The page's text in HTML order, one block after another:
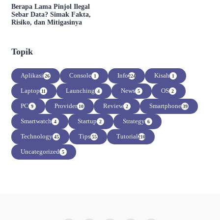
Berapa Lama Pinjol Ilegal
Sebar Data? Simak Fakta,
Risiko, dan Mitigasinya
Topik
Aplikasi 26 Console 1 Info224 Kisah 1
Laptop 11 Launching 4 News 5 OS 2
PC 9 Provider 10 Review 2 Smartphone 39
Smartwatch 4 Startup 2 Strategy 6
Technology 45 Tips 55 Tutorial210
Uncategorized 5